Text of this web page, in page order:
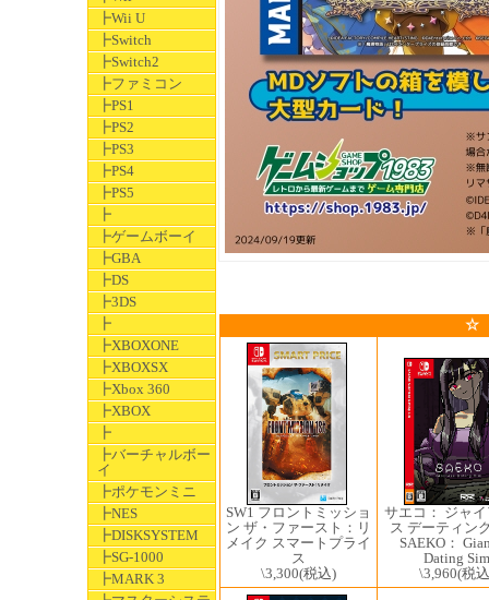
┣Wii U
┣Switch
┣Switch2
┣ファミコン
┣PS1
┣PS2
┣PS3
┣PS4
┣PS5
┣
┣ゲームボーイ
┣GBA
┣DS
┣3DS
┣
┣XBOXONE
┣XBOXSX
┣Xbox 360
┣XBOX
┣
┣バーチャルボー
イ
┣ポケモンミニ
┣NES
┣DISKSYSTEM
┣SG-1000
┣MARK 3
☆
SW1 フロントミッショ
ン ザ・ファースト：リ
メイク スマートプライ
ス
\3,300(税込)
サエコ： ジャ
ス デーティン
SAEKO：
Dating Sim
\3,960(税